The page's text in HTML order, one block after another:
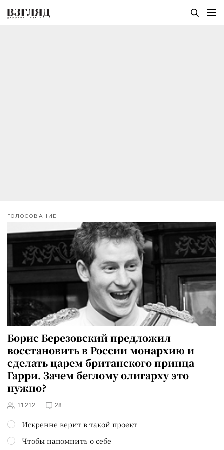
ГОЛОСОВАНИЕ
Борис Березовский предложил
восстановить в России монархию и
сделать царем британского принца
Гарри. Зачем беглому олигарху это
нужно?
11212 28
Искренне верит в такой проект
Чтобы напомнить о себе